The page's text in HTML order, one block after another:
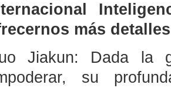
más
Jiakun: Dada la
su